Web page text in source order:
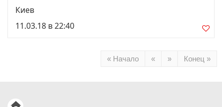
Киев
11.03.18 в 22:40
« Начало « » Конец »